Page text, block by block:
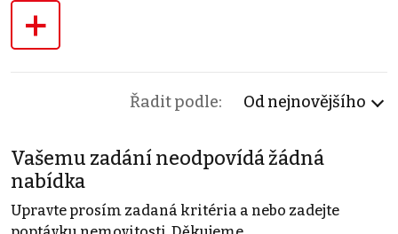
+
Řadit podle: Od nejnovějšího
Vašemu zadání neodpovídá žádná
nabídka
Upravte prosím zadaná kritéria a nebo zadejte